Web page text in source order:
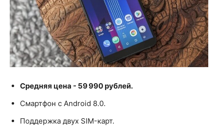
Средняя цена - 59 990 рублей.
Смартфон с Android 8.0.
Поддержка двух SIM-карт.